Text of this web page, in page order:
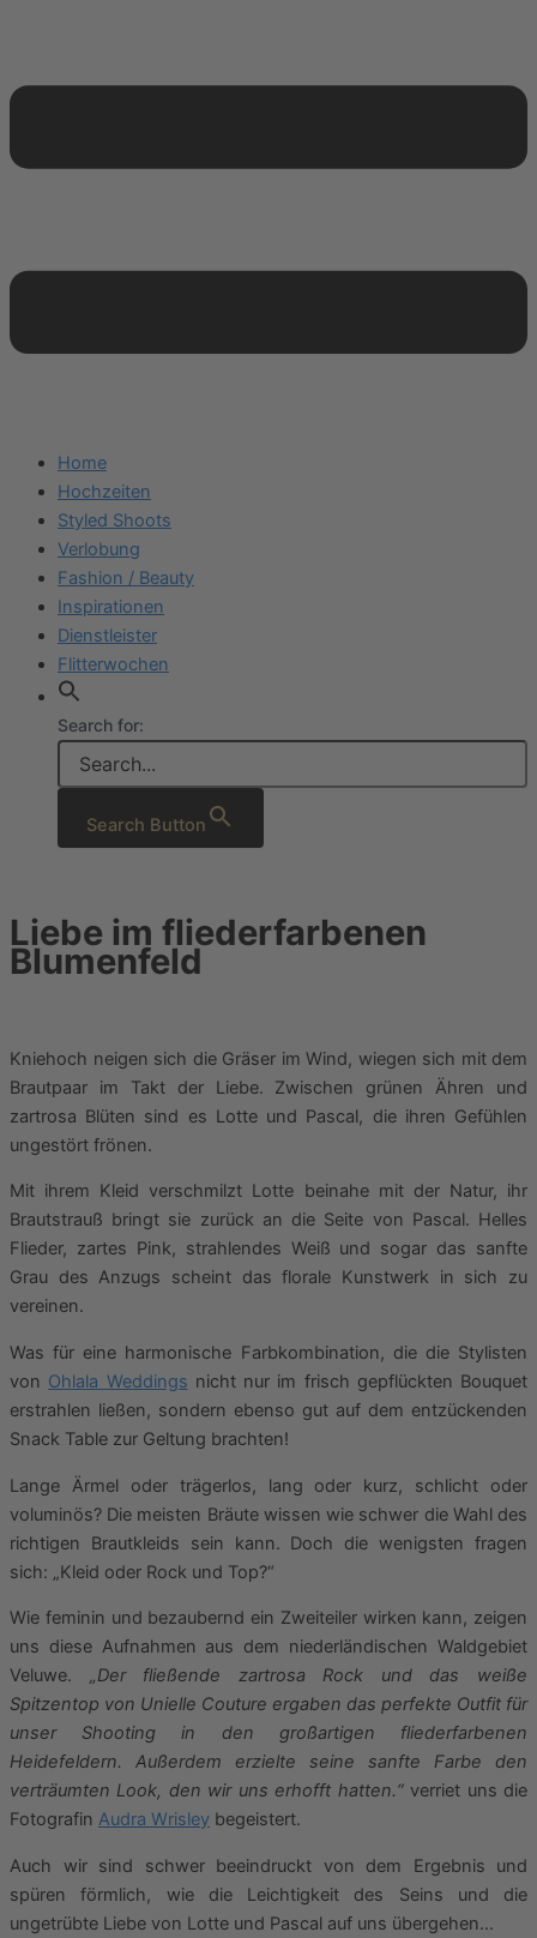
Home
Hochzeiten
Styled Shoots
Verlobung
Fashion / Beauty
Inspirationen
Dienstleister
Flitterwochen
Search for:
Search Button
Liebe im fliederfarbenen
Blumenfeld
Kniehoch neigen sich die Gräser im Wind, wiegen sich mit dem
Brautpaar im Takt der Liebe. Zwischen grünen Ähren und
zartrosa Blüten sind es Lotte und Pascal, die ihren Gefühlen
ungestört frönen.
Mit ihrem Kleid verschmilzt Lotte beinahe mit der Natur, ihr
Brautstrauß bringt sie zurück an die Seite von Pascal. Helles
Flieder, zartes Pink, strahlendes Weiß und sogar das sanfte
Grau des Anzugs scheint das florale Kunstwerk in sich zu
vereinen.
Was für eine harmonische Farbkombination, die die Stylisten
von Ohlala Weddings nicht nur im frisch gepflückten Bouquet
erstrahlen ließen, sondern ebenso gut auf dem entzückenden
Snack Table zur Geltung brachten!
Lange Ärmel oder trägerlos, lang oder kurz, schlicht oder
voluminös? Die meisten Bräute wissen wie schwer die Wahl des
richtigen Brautkleids sein kann. Doch die wenigsten fragen
sich: „Kleid oder Rock und Top?“
Wie feminin und bezaubernd ein Zweiteiler wirken kann, zeigen
uns diese Aufnahmen aus dem niederländischen Waldgebiet
Veluwe. „Der fließende zartrosa Rock und das weiße
Spitzentop von Unielle Couture ergaben das perfekte Outfit für
unser Shooting in den großartigen fliederfarbenen
Heidefeldern. Außerdem erzielte seine sanfte Farbe den
verträumten Look, den wir uns erhofft hatten.“verriet uns die
Fotografin Audra Wrisley begeistert.
Auch wir sind schwer beeindruckt von dem Ergebnis und
spüren förmlich, wie die Leichtigkeit des Seins und die
ungetrübte Liebe von Lotte und Pascal auf uns übergehen…